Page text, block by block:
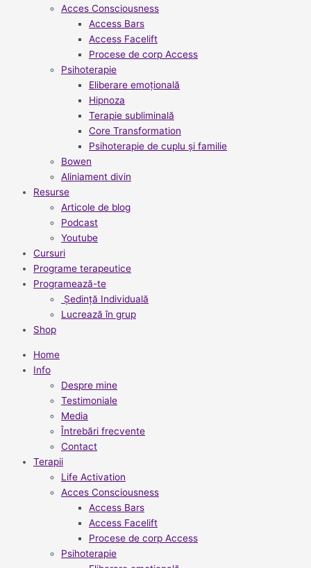
Acces Consciousness
Access Bars
Access Facelift
Procese de corp Access
Psihoterapie
Eliberare emoțională
Hipnoza
Terapie subliminală
Core Transformation
Psihoterapie de cuplu și familie
Bowen
Aliniament divin
Resurse
Articole de blog
Podcast
Youtube
Cursuri
Programe terapeutice
Programează-te
Ședință Individuală
Lucrează în grup
Shop
Home
Info
Despre mine
Testimoniale
Media
Întrebări frecvente
Contact
Terapii
Life Activation
Acces Consciousness
Access Bars
Access Facelift
Procese de corp Access
Psihoterapie